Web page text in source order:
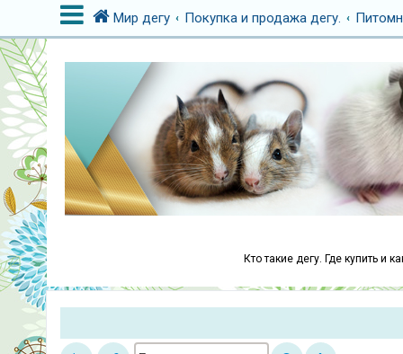
В
х
о
д
Р
е
г
и
с
р
Мир дегу Покупка и продажа дегу.
Кто такие дегу. Где купить и